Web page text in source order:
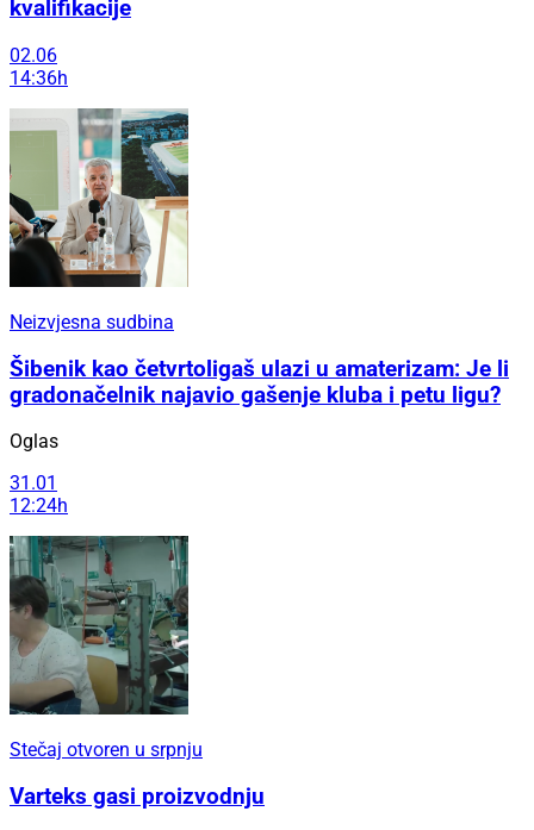
kvalifikacije
02.06
14:36h
Neizvjesna sudbina
Šibenik kao četvrtoligaš ulazi u amaterizam: Je li
gradonačelnik najavio gašenje kluba i petu ligu?
Oglas
31.01
12:24h
Stečaj otvoren u srpnju
Varteks gasi proizvodnju